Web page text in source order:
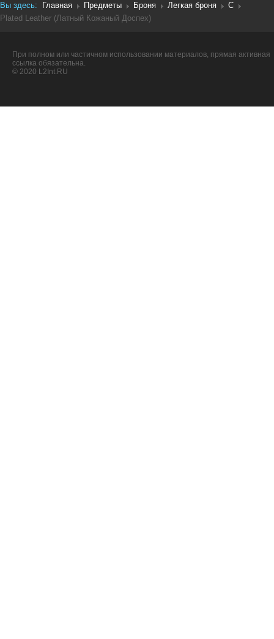
Вы здесь: Главная Предметы Броня Легкая броня
C
Plated Leather (Латный Кожаный Доспех)
При полном или частичном использовании материалов, прямая активная
ссылка обязательна.
© 2020 L2Int.RU